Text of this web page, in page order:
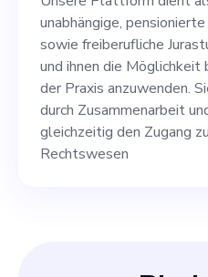
führen. Unser Bestreben ist
es, die
Vernetzung
Anwaltschaft
zu
unabhängige,
sowie freiberufliche
und ihnen die Möglichkeit
der Praxis anzuwenden.
durch Zusammenarbeit
gleichzeitig den Zugang
Rechtswesen